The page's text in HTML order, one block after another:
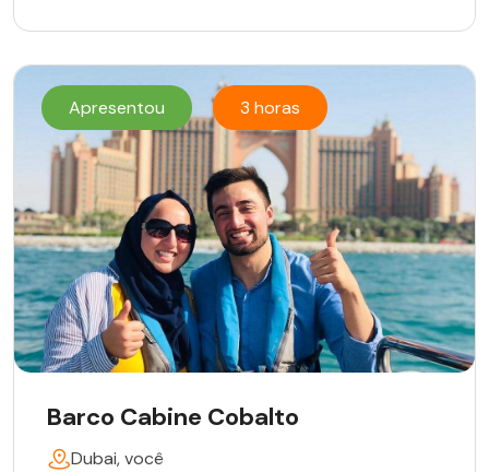
Apresentou 3 horas
Barco Cabine Cobalto
Dubai, você